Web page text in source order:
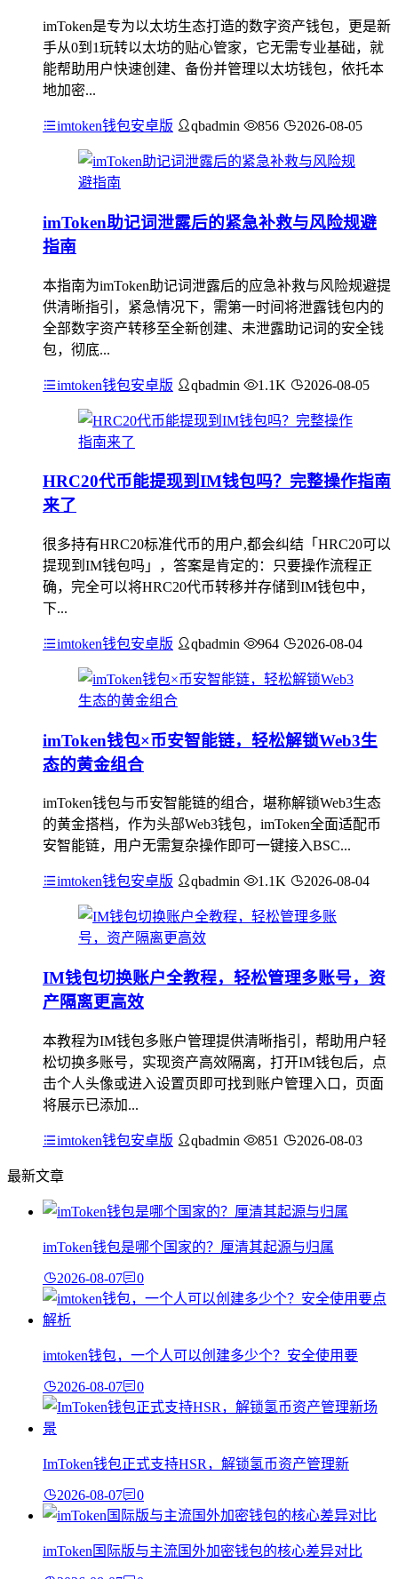
imToken是专为以太坊生态打造的数字资产钱包，更是新
手从0到1玩转以太坊的贴心管家，它无需专业基础，就
能帮助用户快速创建、备份并管理以太坊钱包，依托本
地加密...
imtoken钱包安卓版 qbadmin 856 2026-08-05
imToken助记词泄露后的紧急补救与风险规避
指南
本指南为imToken助记词泄露后的应急补救与风险规避提
供清晰指引，紧急情况下，需第一时间将泄露钱包内的
全部数字资产转移至全新创建、未泄露助记词的安全钱
包，彻底...
imtoken钱包安卓版 qbadmin 1.1K 2026-08-05
HRC20代币能提现到IM钱包吗？完整操作指南
来了
很多持有HRC20标准代币的用户,都会纠结「HRC20可以
提现到IM钱包吗」，答案是肯定的：只要操作流程正
确，完全可以将HRC20代币转移并存储到IM钱包中，
下...
imtoken钱包安卓版 qbadmin 964 2026-08-04
imToken钱包×币安智能链，轻松解锁Web3生
态的黄金组合
imToken钱包与币安智能链的组合，堪称解锁Web3生态
的黄金搭档，作为头部Web3钱包，imToken全面适配币
安智能链，用户无需复杂操作即可一键接入BSC...
imtoken钱包安卓版 qbadmin 1.1K 2026-08-04
IM钱包切换账户全教程，轻松管理多账号，资
产隔离更高效
本教程为IM钱包多账户管理提供清晰指引，帮助用户轻
松切换多账号，实现资产高效隔离，打开IM钱包后，点
击个人头像或进入设置页即可找到账户管理入口，页面
将展示已添加...
imtoken钱包安卓版 qbadmin 851 2026-08-03
最新文章
imToken钱包是哪个国家的？厘清其起源与归属
2026-08-07 0
imtoken钱包，一个人可以创建多少个？安全使用要
2026-08-07 0
ImToken钱包正式支持HSR，解锁氢币资产管理新
2026-08-07 0
imToken国际版与主流国外加密钱包的核心差异对比